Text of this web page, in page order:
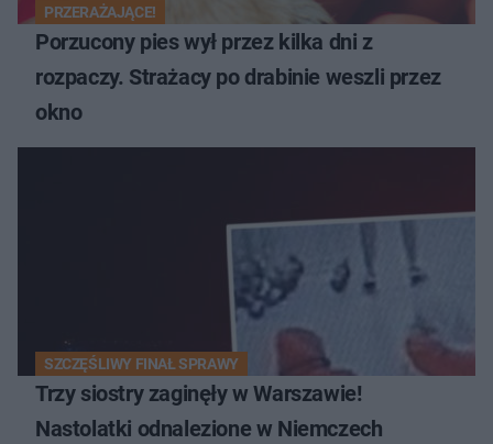
PRZERAŻAJĄCE!
Porzucony pies wył przez kilka dni z
rozpaczy. Strażacy po drabinie weszli przez
okno
SZCZĘŚLIWY FINAŁ SPRAWY
Trzy siostry zaginęły w Warszawie!
Nastolatki odnalezione w Niemczech